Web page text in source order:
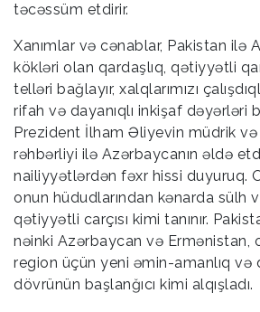
təcəssüm etdirir.
Xanımlar və cənablar, Pakistan ilə
kökləri olan qardaşlıq, qətiyyətli
telləri bağlayır, xalqlarımızı
rifah və dayanıqlı inkişaf dəyərləri
Prezident İlham Əliyevin müdrik
rəhbərliyi ilə Azərbaycanın əldə
nailiyyətlərdən fəxr hissi duyuruq.
onun hüdudlarından kənarda sülh
qətiyyətli carçısı kimi tanınır.
nəinki Azərbaycan və Ermənistan,
region üçün yeni əmin-amanlıq və
dövrünün başlanğıcı kimi alqışladı.